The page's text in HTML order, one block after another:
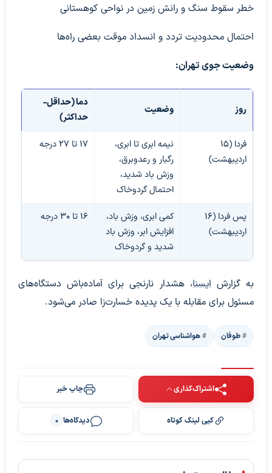
خطر سقوط سنگ و رانش زمین در نواحی کوهستانی
احتمال محدودیت تردد و انسداد موقت بعضی راه‌ها
وضعیت جوی تهران:
روز وضعیت
دما (حداقل-
حداکثر)
فردا (۱۵
اردیبهشت)
نیمه ابری تا ابری،
رگبار و رعدوبرق،
وزش باد شدید،
احتمال گردوخاک
۱۷ تا ۲۷ درجه
پس فردا (۱۶
اردیبهشت)
کمی ابری، وزش باد،
افزایش ابر، وزش باد
شدید و گردوخاک
۱۶ تا ۳۰ درجه
به گزارشایسنا، هشدار نارنجی برای آماده‌باش دستگاه‌های
مسئول برای مقابله با یک پدیده خسارت‌زا صادر می‌شود.
طوفان هواشناسی تهران
اشتراک‌گذاری چاپ خبر
کپی لینک کوتاه دیدگاه‌ها 0